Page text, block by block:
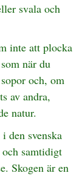
svala och
inte att plocka
när du
och, om
av andra,
natur.
den svenska
och samtidigt
Skogen är en